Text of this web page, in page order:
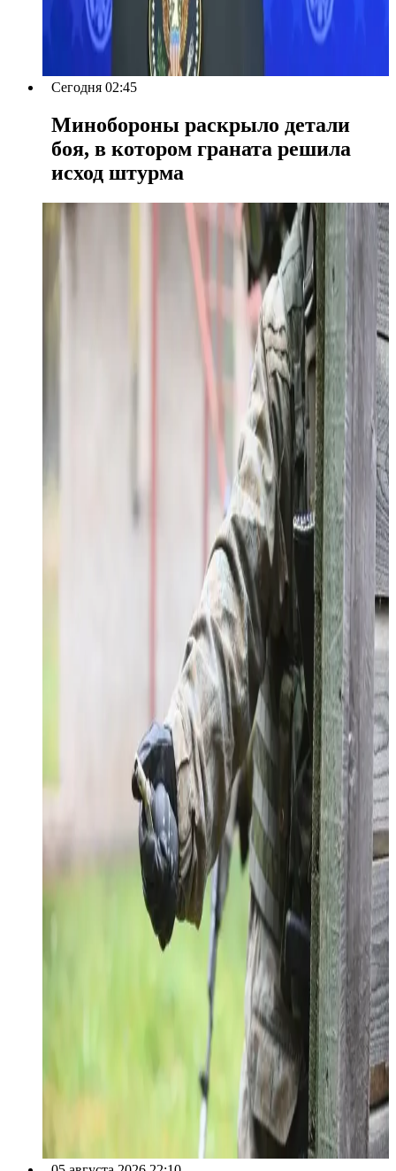
Сегодня 02:45
Минобороны раскрыло детали
боя, в котором граната решила
исход штурма